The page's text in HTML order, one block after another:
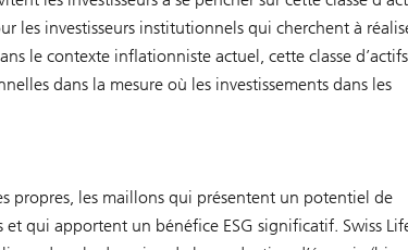
les investisseurs institutionnels qui cherchent à
le contexte inflationniste actuel, cette classe d’actifs
dans la mesure où les investissements dans les
propres, les maillons qui présentent un potentiel de
qui apportent un bénéfice ESG significatif. Swiss